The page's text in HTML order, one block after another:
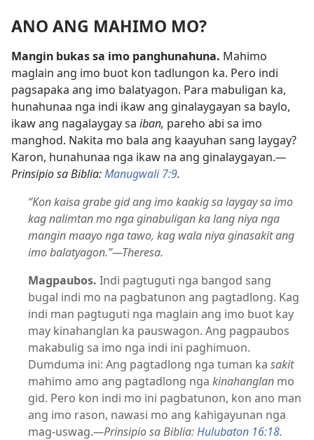
ANO ANG MAHIMO MO?
Mangin bukas sa imo panghunahuna. Mahimo
maglain ang imo buot kon tadlungon ka. Pero indi
pagsapaka ang imo balatyagon. Para mabuligan ka,
hunahunaa nga indi ikaw ang ginalaygayan sa baylo,
ikaw ang nagalaygay sa iban, pareho abi sa imo
manghod. Nakita mo bala ang kaayuhan sang laygay?
Karon, hunahunaa nga ikaw na ang ginalaygayan.—
Prinsipio sa Biblia:Manugwali 7:9.
“Kon kaisa grabe gid ang imo kaakig sa laygay sa imo
kag nalimtan mo nga ginabuligan ka lang niya nga
mangin maayo nga tawo, kag wala niya ginasakit ang
imo balatyagon.”—Theresa.
Magpaubos. Indi pagtuguti nga bangod sang
bugal indi mo na pagbatunon ang pagtadlong. Kag
indi man pagtuguti nga maglain ang imo buot kay
may kinahanglan ka pauswagon. Ang pagpaubos
makabulig sa imo nga indi ini paghimuon.
Dumduma ini: Ang pagtadlong nga tuman ka sakit
mahimo amo ang pagtadlong nga kinahanglan mo
gid. Pero kon indi mo ini pagbatunon, kon ano man
ang imo rason, nawasi mo ang kahigayunan nga
mag-uswag.—Prinsipio sa Biblia:Hulubaton 16:18.